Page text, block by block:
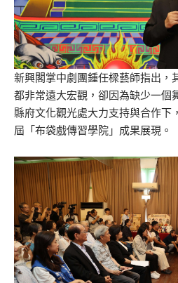
新興閣掌中劇團鍾任樑藝師指出，
都非常遠大宏觀，卻因為缺少一個
縣府文化觀光處大力支持與合作下
屆「布袋戲傳習學院」成果展現。